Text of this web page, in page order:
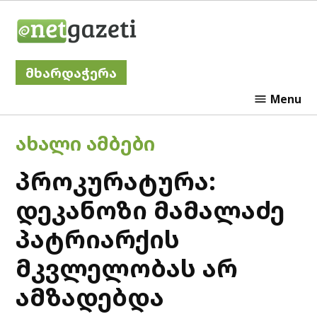
მხარდაჭერა
Menu
POSTED
IN
ᲐᲮᲐᲚᲘ ᲐᲛᲑᲔᲑᲘ
პროკურატურა:
დეკანოზი მამალაძე
პატრიარქის
მკვლელობას არ
ამზადებდა